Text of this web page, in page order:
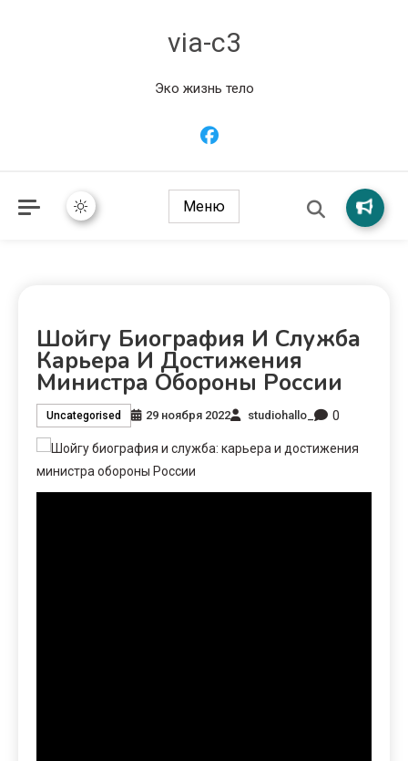
via-c3
Эко жизнь тело
Меню
Шойгу Биография И Служба
Карьера И Достижения
Министра Обороны России
Uncategorised 29 ноября 2022 studiohallo_ 0